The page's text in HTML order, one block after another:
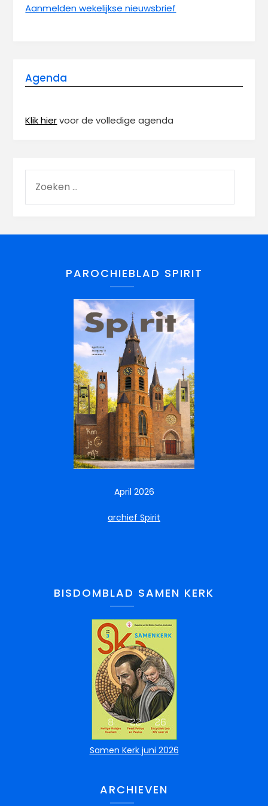
Aanmelden wekelijkse nieuwsbrief
Agenda
Klik hiervoor de volledige agenda
PAROCHIEBLAD SPIRIT
April 2026
archief Spirit
BISDOMBLAD SAMEN KERK
Samen Kerk juni 2026
ARCHIEVEN